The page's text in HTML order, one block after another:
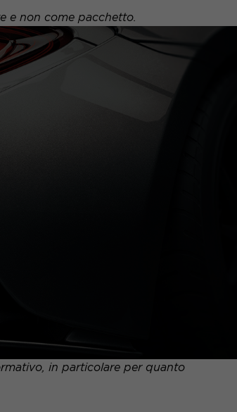
e non come pacchetto.
in particolare per quanto